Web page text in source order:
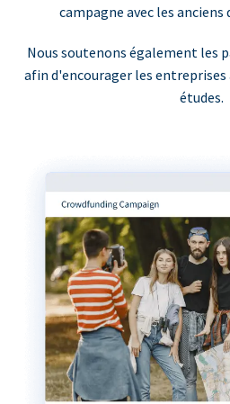
campagne avec les
Nous soutenons également les
afin d'encourager les entreprises
études.